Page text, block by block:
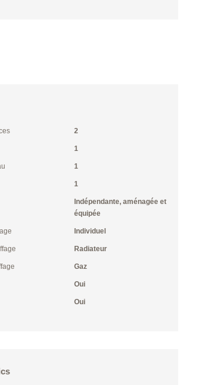
2
1
1
1
Indépendante, aménagée et
équipée
Individuel
Radiateur
Gaz
Oui
Oui